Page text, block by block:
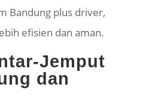
Bandung plus driver,
efisien dan aman.
Jemput
dan